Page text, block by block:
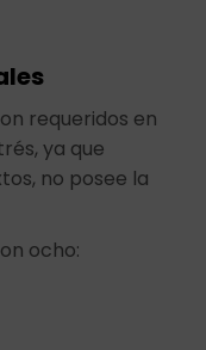
requeridos en
ya que
no posee la
ocho: